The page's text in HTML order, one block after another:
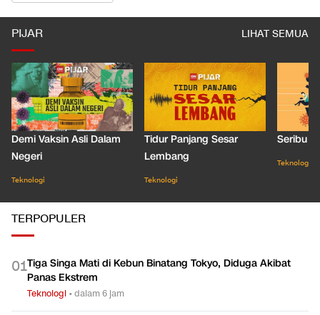
PIJAR LIHAT SEMUA
Demi Vaksin Asli Dalam
Negeri
Teknologi
Tidur Panjang Sesar
Lembang
Teknologi
Seribu
Teknologi
TERPOPULER
01Tiga Singa Mati di Kebun Binatang Tokyo, Diduga Akibat
Panas Ekstrem
Teknologi •dalam 6 jam